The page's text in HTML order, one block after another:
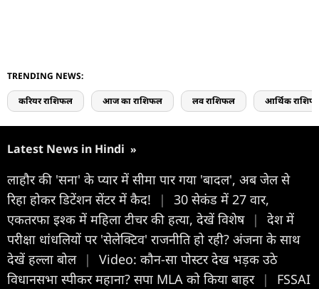
TRENDING NEWS:
करियर राशिफल आज का राशिफल लव राशिफल आर्थिक
Latest News in Hindi »
लाहौर की 'सना' के प्यार में सीमा पार गया 'बादल', अब जेल से
रिहा होकर डिटेंशन सेंटर में कैद!
|
30 सेकंड में 27 वार,
एकतरफा इश्क में महिला टीचर की हत्या, देखें विशेष |
देश में
परीक्षा धांधलियों पर 'सेलेक्टिव' राजनीति हो रही? अंजना के साथ
देखें हल्ला बोल |
Video: कौन-सा पोस्टर देख भड़क उठे
विधानसभा स्पीकर महाना? सपा MLA को किया बाहर |
FSSAI